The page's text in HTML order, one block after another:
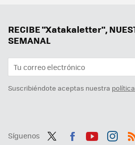
RECIBE "Xatakaletter",
SEMANAL
Suscribiéndote aceptas nuestra
Síguenos